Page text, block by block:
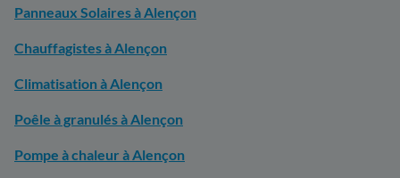
Panneaux Solaires à Alençon
Chauffagistes à Alençon
Climatisation à Alençon
Poêle à granulés à Alençon
Pompe à chaleur à Alençon